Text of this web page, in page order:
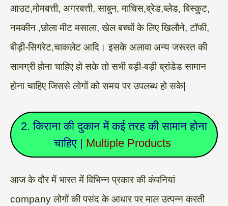
आउट,मोमबत्ती, अगरबत्ती, साबुन, माचिस,ब्रेड,ब्लेड, बिस्कुट,
नमकीन ,छोला मीट मसाला, खेल बच्चों के लिए खिलौने, टॉफी,
बीड़ी-सिगरेट,चाकलेट आदि। इसके अलावा अन्य जरूरत की
सामग्री होना चाहिए हो सके तो सभी बड़ी-बड़ी ब्रांडेड सामान
होना चाहिए जिससे लोगों को समय पर उपलब्ध हो सके|
2. किराना की दुकान में कई तरह की सामान होना
चाहिए | Multiple Products
आज के दौर में भारत में विभिन्न प्रकार की कंपनियां
company लोगों की पसंद के आधार पर माल उत्पन्न करती